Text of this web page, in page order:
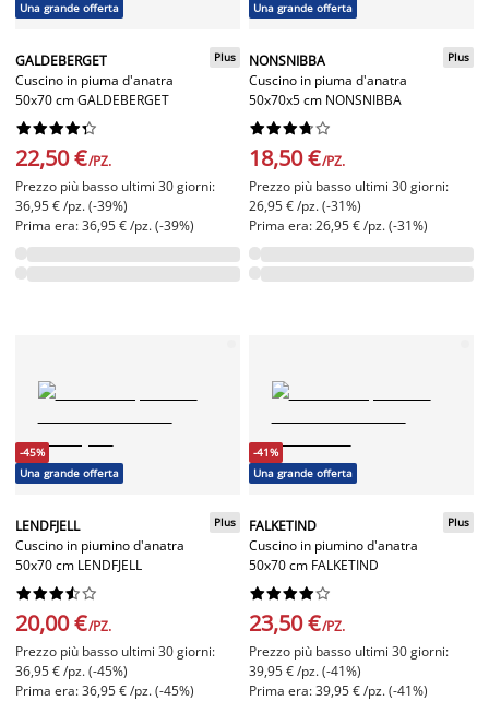
Una grande offerta
GALDEBERGET
Cuscino in piuma d'anatra
50x70 cm GALDEBERGET
Plus






22,50 €/PZ.
Prezzo più basso ultimi 30 giorni:
36,95 € /pz. (-39%)
Prima era: 36,95 € /pz. (-39%)
Una grande offerta
NONSNIBBA
Cuscino in piuma d'anatra
50x70x5 cm NONSNIBBA
Plus






18,50 €/PZ.
Prezzo più basso ultimi 30 giorni:
26,95 € /pz. (-31%)
Prima era: 26,95 € /pz. (-31%)
-45%
Una grande offerta
LENDFJELL
Cuscino in piumino d'anatra
50x70 cm LENDFJELL
Plus






20,00 €/PZ.
Prezzo più basso ultimi 30 giorni:
36,95 € /pz. (-45%)
Prima era: 36,95 € /pz. (-45%)
-41%
Una grande offerta
FALKETIND
Cuscino in piumino d'anatra
50x70 cm FALKETIND
Plus






23,50 €/PZ.
Prezzo più basso ultimi 30 giorni:
39,95 € /pz. (-41%)
Prima era: 39,95 € /pz. (-41%)